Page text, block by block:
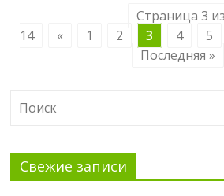
Страница 3 из
14
« 1 2 3 4 5
Последняя »
Свежие записи